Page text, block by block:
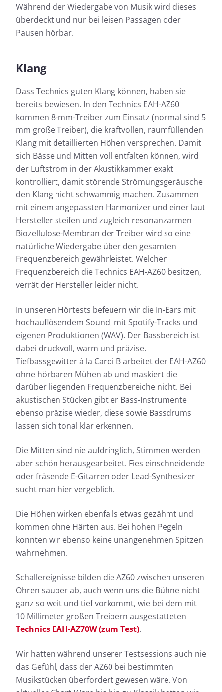
Während der Wiedergabe von Musik wird dieses
überdeckt und nur bei leisen Passagen oder
Pausen hörbar.
Klang
Dass Technics guten Klang können, haben sie
bereits bewiesen. In den Technics EAH-AZ60
kommen 8-mm-Treiber zum Einsatz (normal sind 5
mm große Treiber), die kraftvollen, raumfüllenden
Klang mit detaillierten Höhen versprechen. Damit
sich Bässe und Mitten voll entfalten können, wird
der Luftstrom in der Akustikkammer exakt
kontrolliert, damit störende Strömungsgeräusche
den Klang nicht schwammig machen. Zusammen
mit einem angepassten Harmonizer und einer laut
Hersteller steifen und zugleich resonanzarmen
Biozellulose-Membran der Treiber wird so eine
natürliche Wiedergabe über den gesamten
Frequenzbereich gewährleistet. Welchen
Frequenzbereich die Technics EAH-AZ60 besitzen,
verrät der Hersteller leider nicht.
In unseren Hörtests befeuern wir die In-Ears mit
hochauflösendem Sound, mit Spotify-Tracks und
eigenen Produktionen (WAV). Der Bassbereich ist
dabei druckvoll, warm und präzise.
Tiefbassgewitter à la Cardi B arbeitet der EAH-AZ60
ohne hörbaren Mühen ab und maskiert die
darüber liegenden Frequenzbereiche nicht. Bei
akustischen Stücken gibt er Bass-Instrumente
ebenso präzise wieder, diese sowie Bassdrums
lassen sich tonal klar erkennen.
Die Mitten sind nie aufdringlich, Stimmen werden
aber schön herausgearbeitet. Fies einschneidende
oder fräsende E-Gitarren oder Lead-Synthesizer
sucht man hier vergeblich.
Die Höhen wirken ebenfalls etwas gezähmt und
kommen ohne Härten aus. Bei hohen Pegeln
konnten wir ebenso keine unangenehmen Spitzen
wahrnehmen.
Schallereignisse bilden die AZ60 zwischen unseren
Ohren sauber ab, auch wenn uns die Bühne nicht
ganz so weit und tief vorkommt, wie bei dem mit
10 Millimeter großen Treibern ausgestatteten
Technics EAH-AZ70W (zum Test).
Wir hatten während unserer Testsessions auch nie
das Gefühl, dass der AZ60 bei bestimmten
Musikstücken überfordert gewesen wäre. Von